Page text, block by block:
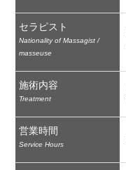
セラピスト
Nationality of Massagist /
masseuse
施術内容
Treatment
営業時間
Service Hours